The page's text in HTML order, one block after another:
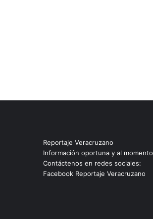
Reportaje Veracruzano
Información oportuna y al momento
Contáctenos en redes sociales:
Facebook Reportaje Veracruzano